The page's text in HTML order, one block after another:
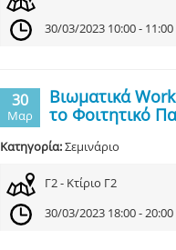
30/03/2023 10:00 - 11:00
30
Μαρ
Βιωματικά
το Φοιτητικό
Κατηγορία:Σεμινάριο
Γ2 - Κτίριο Γ2
30/03/2023 18:00 - 20:00